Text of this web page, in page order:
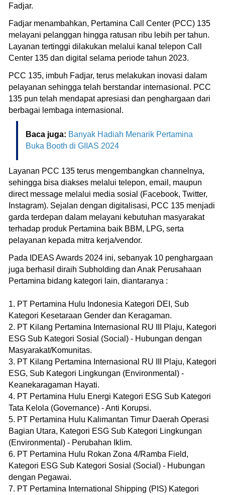
Fadjar.
Fadjar menambahkan, Pertamina Call Center (PCC) 135
melayani pelanggan hingga ratusan ribu lebih per tahun.
Layanan tertinggi dilakukan melalui kanal telepon Call
Center 135 dan digital selama periode tahun 2023.
PCC 135, imbuh Fadjar, terus melakukan inovasi dalam
pelayanan sehingga telah berstandar internasional. PCC
135 pun telah mendapat apresiasi dan penghargaan dari
berbagai lembaga internasional.
Baca juga: Banyak Hadiah Menarik Pertamina
Buka Booth di GIIAS 2024
Layanan PCC 135 terus mengembangkan channelnya,
sehingga bisa diakses melalui telepon, email, maupun
direct message melalui media sosial (Facebook, Twitter,
Instagram). Sejalan dengan digitalisasi, PCC 135 menjadi
garda terdepan dalam melayani kebutuhan masyarakat
terhadap produk Pertamina baik BBM, LPG, serta
pelayanan kepada mitra kerja/vendor.
Pada IDEAS Awards 2024 ini, sebanyak 10 penghargaan
juga berhasil diraih Subholding dan Anak Perusahaan
Pertamina bidang kategori lain, diantaranya :
1. PT Pertamina Hulu Indonesia Kategori DEI, Sub
Kategori Kesetaraan Gender dan Keragaman.
2. PT Kilang Pertamina Internasional RU III Plaju, Kategori
ESG Sub Kategori Sosial (Social) - Hubungan dengan
Masyarakat/Komunitas.
3. PT Kilang Pertamina Internasional RU III Plaju, Kategori
ESG, Sub Kategori Lingkungan (Environmental) -
Keanekaragaman Hayati.
4. PT Pertamina Hulu Energi Kategori ESG Sub Kategori
Tata Kelola (Governance) - Anti Korupsi.
5. PT Pertamina Hulu Kalimantan Timur Daerah Operasi
Bagian Utara, Kategori ESG Sub Kategori Lingkungan
(Environmental) - Perubahan Iklim.
6. PT Pertamina Hulu Rokan Zona 4/Ramba Field,
Kategori ESG Sub Kategori Sosial (Social) - Hubungan
dengan Pegawai.
7. PT Pertamina International Shipping (PIS) Kategori